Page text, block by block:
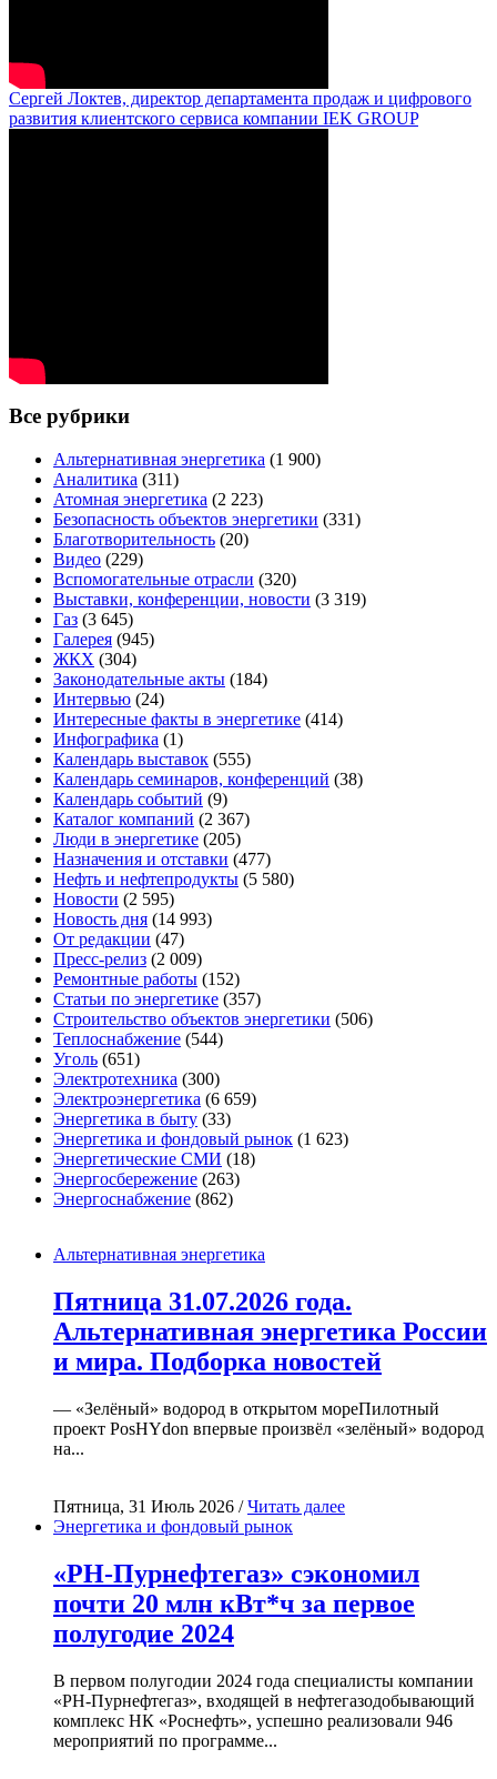
Сергей Локтев, директор департамента продаж и цифрового
развития клиентского сервиса компании IEK GROUP
Все рубрики
Альтернативная энергетика (1 900)
Аналитика (311)
Атомная энергетика (2 223)
Безопасность объектов энергетики (331)
Благотворительность (20)
Видео (229)
Вспомогательные отрасли (320)
Выставки, конференции, новости (3 319)
Газ (3 645)
Галерея (945)
ЖКХ (304)
Законодательные акты (184)
Интервью (24)
Интересные факты в энергетике (414)
Инфографика (1)
Календарь выставок (555)
Календарь семинаров, конференций (38)
Календарь событий (9)
Каталог компаний (2 367)
Люди в энергетике (205)
Назначения и отставки (477)
Нефть и нефтепродукты (5 580)
Новости (2 595)
Новость дня (14 993)
От редакции (47)
Пресс-релиз (2 009)
Ремонтные работы (152)
Статьи по энергетике (357)
Строительство объектов энергетики (506)
Теплоснабжение (544)
Уголь (651)
Электротехника (300)
Электроэнергетика (6 659)
Энергетика в быту (33)
Энергетика и фондовый рынок (1 623)
Энергетические СМИ (18)
Энергосбережение (263)
Энергоснабжение (862)
Альтернативная энергетика
Пятница 31.07.2026 года.
Альтернативная энергетика России
и мира. Подборка новостей
— «Зелёный» водород в открытом мореПилотный
проект PosHYdon впервые произвёл «зелёный» водород
на...
Пятница, 31 Июль 2026 /Читать далее
Энергетика и фондовый рынок
«РН-Пурнефтегаз» сэкономил
почти 20 млн кВт*ч за первое
полугодие 2024
В первом полугодии 2024 года специалисты компании
«РН-Пурнефтегаз», входящей в нефтегазодобывающий
комплекс НК «Роснефть», успешно реализовали 946
мероприятий по программе...